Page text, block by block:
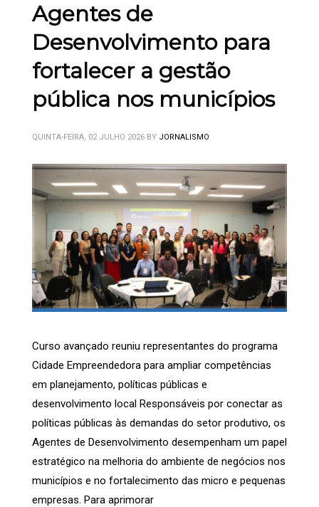
Agentes de
Desenvolvimento para
fortalecer a gestão
pública nos municípios
QUINTA-FEIRA, 02 JULHO 2026 BY JORNALISMO
Curso avançado reuniu representantes do programa
Cidade Empreendedora para ampliar competências
em planejamento, políticas públicas e
desenvolvimento local Responsáveis por conectar as
políticas públicas às demandas do setor produtivo, os
Agentes de Desenvolvimento desempenham um papel
estratégico na melhoria do ambiente de negócios nos
municípios e no fortalecimento das micro e pequenas
empresas. Para aprimorar